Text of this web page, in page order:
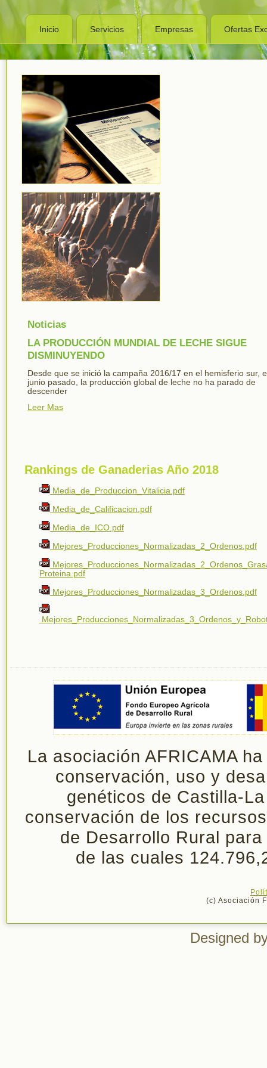
Inicio Servicios Empresas Ofertas
Noticias
LA PRODUCCIÓN MUNDIAL DE LECHE SIGUE
DISMINUYENDO
Desde que se inició la campaña 2016/17 en el hemisferio sur,
junio pasado, la producción global de leche no ha parado de
descender
Leer Mas
Rankings de Ganaderias Año 2018
Media_de_Produccion_Vitalicia.pdf
Media_de_Calificacion.pdf
Media_de_ICO.pdf
Mejores_Producciones_Normalizadas_2_Ordenos.pdf
Proteina.pdf
Mejores_Producciones_Normalizadas_3_Ordenos.pdf
La asociación AFRICAMA
conservación, uso y
genéticos de Castilla-
conservación de los
de Desarrollo Rural
de las cuales
(c) Asociación
Designed